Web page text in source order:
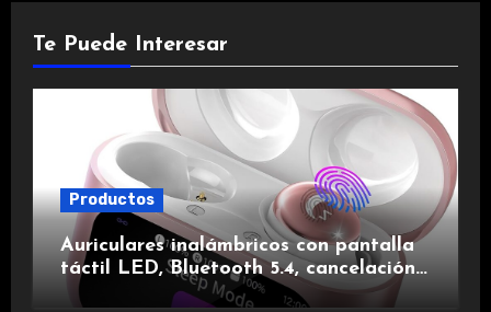
Te Puede Interesar
Productos
Auriculares inalámbricos con pantalla
táctil LED, Bluetooth 5.4, cancelación
de ruido, impermeables y de larga